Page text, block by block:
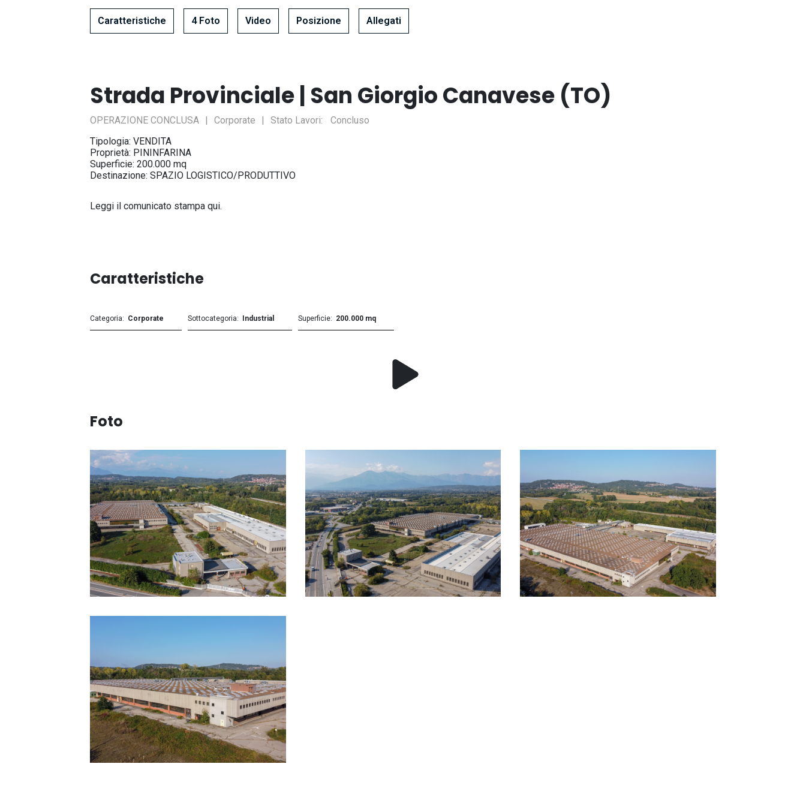
Caratteristiche 4 Foto Video Posizione Allegati
Strada Provinciale | San Giorgio Canavese (TO)
OPERAZIONE CONCLUSA Corporate Stato Lavori
Concluso
Tipologia: VENDITA
Proprietà: PININFARINA
Superficie: 200.000 mq
Destinazione: SPAZIO LOGISTICO/PRODUTTIVO
Leggi il comunicato stampa qui.
Caratteristiche
Categoria Corporate Sottocategoria Industrial Superficie 200.000 mq
Foto